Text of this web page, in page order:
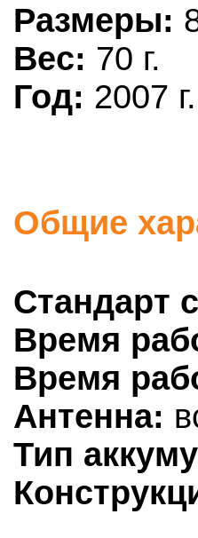
Размеры:
Вес: 70 г.
Год: 2007 г.
Общие
Стандарт
Время
Время
Антенна:
Тип